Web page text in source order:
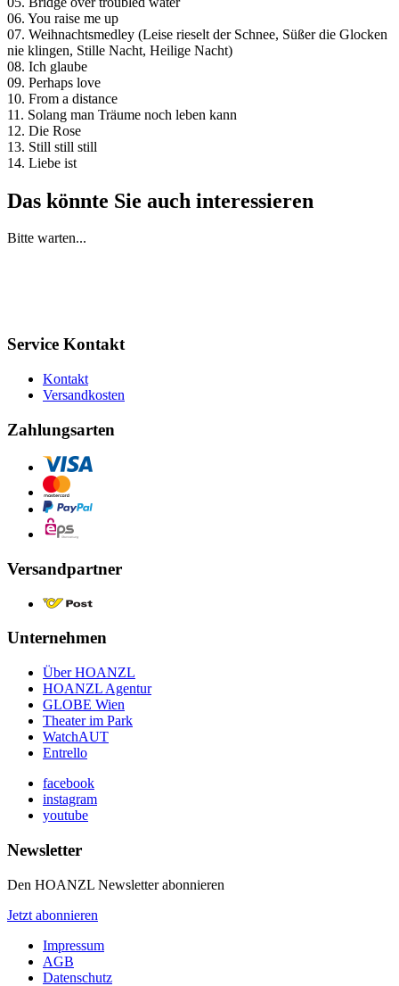
06. You raise me up
07. Weihnachtsmedley (Leise rieselt der Schnee, Süßer die Glocken
nie klingen, Stille Nacht, Heilige Nacht)
08. Ich glaube
09. Perhaps love
10. From a distance
11. Solang man Träume noch leben kann
12. Die Rose
13. Still still still
14. Liebe ist
Das könnte Sie auch interessieren
Bitte warten...
Service Kontakt
Kontakt
Versandkosten
Zahlungsarten
Versandpartner
Unternehmen
Über HOANZL
HOANZL Agentur
GLOBE Wien
Theater im Park
WatchAUT
Entrello
facebook
instagram
youtube
Newsletter
Den HOANZL Newsletter abonnieren
Jetzt abonnieren
Impressum
AGB
Datenschutz